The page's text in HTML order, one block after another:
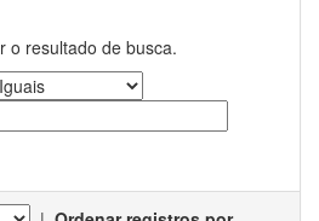
o resultado de busca.